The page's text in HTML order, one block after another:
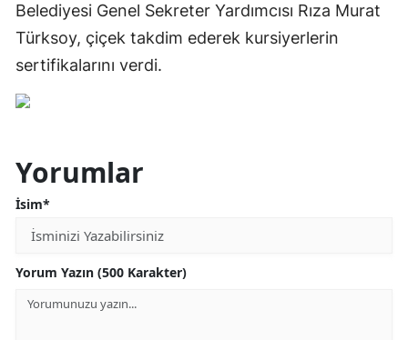
Belediyesi Genel Sekreter Yardımcısı Rıza Murat
Türksoy, çiçek takdim ederek kursiyerlerin
sertifikalarını verdi.
Yorumlar
İsim*
Yorum Yazın (500 Karakter)